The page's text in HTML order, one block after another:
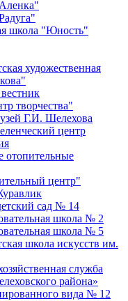
школа "Юность"
художественная
творчества"
Г.И. Шелехова
центр
центр"
сад № 14
школа № 2
школа № 5
школа искусств им.
служба
района»
вида № 12